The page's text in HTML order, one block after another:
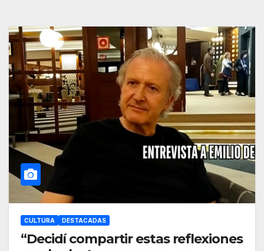
CULTURA DESTACADAS
“Decidí compartir estas reflexiones